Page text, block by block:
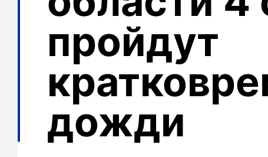
пройдут
дожди